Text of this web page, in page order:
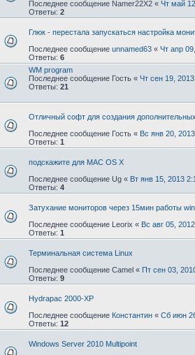
Последнее сообщение Namer22X2 « Чт май
Ответы: 2
Глюк - перестала запускаться настройка
Последнее сообщение unnamed63 « Чт апр
Ответы: 6
WM program
Последнее сообщение Гость « Чт сен 19,
Ответы: 21
Отличный софт для создания
Последнее сообщение Гость « Вс янв 20,
Ответы: 1
подскажите для MAC OS X
Последнее сообщение Ug « Вт янв 15, 2013
Ответы: 4
Затухание мониторов через 15мин работы
Последнее сообщение Leorix « Вс авг 05,
Ответы: 1
Терминальная система Linux
Последнее сообщение Camel « Пт сен 03,
Ответы: 9
Hydrapac 2000-XP
Последнее сообщение Константин « Сб июн
Ответы: 12
Windows Server 2010 Multipoint